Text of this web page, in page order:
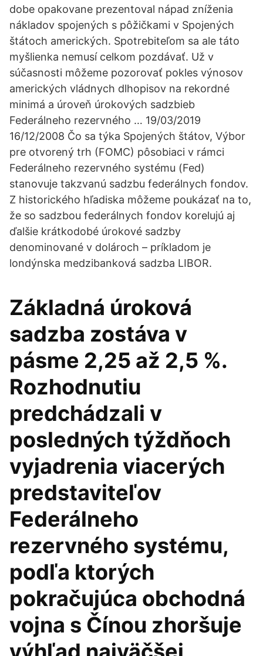
dobe opakovane prezentoval nápad zníženia
nákladov spojených s pôžičkami v Spojených
štátoch amerických. Spotrebiteľom sa ale táto
myšlienka nemusí celkom pozdávať. Už v
súčasnosti môžeme pozorovať pokles výnosov
amerických vládnych dlhopisov na rekordné
minimá a úroveň úrokových sadzbieb
Federálneho rezervného … 19/03/2019
16/12/2008 Čo sa týka Spojených štátov, Výbor
pre otvorený trh (FOMC) pôsobiaci v rámci
Federálneho rezervného systému (Fed)
stanovuje takzvanú sadzbu federálnych fondov.
Z historického hľadiska môžeme poukázať na to,
že so sadzbou federálnych fondov korelujú aj
ďalšie krátkodobé úrokové sadzby
denominované v dolároch – príkladom je
londýnska medzibanková sadzba LIBOR.
Základná úroková
sadzba zostáva v
pásme 2,25 až 2,5 %.
Rozhodnutiu
predchádzali v
posledných týždňoch
vyjadrenia viacerých
predstaviteľov
Federálneho
rezervného systému,
podľa ktorých
pokračujúca obchodná
vojna s Čínou zhoršuje